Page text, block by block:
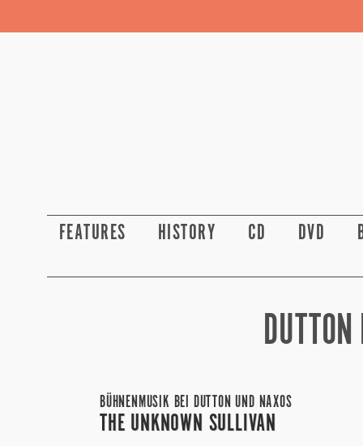
FEATURES HISTORY CD DVD
BÜHNENMUSIK BEI DUTTON UND NAXOS
THE UNKNOWN SULLIVAN